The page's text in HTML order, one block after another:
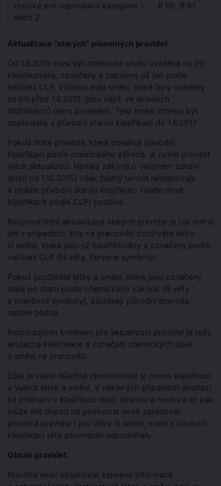
toxické pro reprodukci kategorie 1
nebo 2
R 60, R 61
Aktualizace "starých" písemných pravidel:
Od 1.6.2015 musí být chemické směsi uváděné na trh
klasifikovány, označeny a zabaleny již jen podle
nařízení CLP. Výjimku mají směsi, které byly uvedeny
na trh před 1.6.2015 (jsou např. ve skladech
distributorů nebo prodejen). Tyto směsi mohou být
doprodány s původní starou klasifikací do 1.6.2017.
Pokud máte pravidla, která obsahují původní
klasifikaci podle chemického zákona, je nutné provést
jejich aktualizaci. Novela zákona o veřejném zdraví
(platí od 1.12.2015) však žádný termín nestanovuje
a nadále původní starou klasifikaci (vedle nové
klasifikace podle CLP) používá.
Bezprostřední aktualizace starých pravidel je tak nutná
jen v případech, kdy na pracovišti používáte látky
či směsi, které jsou již klasifikovány a označeny podle
nařízení CLP (H-věty, červené symboly).
Pokud používáte látky a směsi, které jsou označeny
stále po staru podle chemického zákona (R-věty
a oranžové symboly), zůstávají původní pravidla
nadále platná.
Rozhodujícím kritériem pro aktualizaci pravidel je tedy
skutečná klasifikace a označení chemických látek
a směsí na pracovišti.
Dále je velmi důležité zkontrolovat si novou klasifikaci
u Vašich látek a směsí. V některých případech dochází
ke změnám v klasifikaci mezi stranou a novou a to pak
může mít dopad na povinnost nově zpracovat
písemná pravidla i pro látky či směsi, které s původní
klasifikací této povinnosti nepodléhaly.
Obsah pravidel:
Pravidla musí obsahovat zejména informace